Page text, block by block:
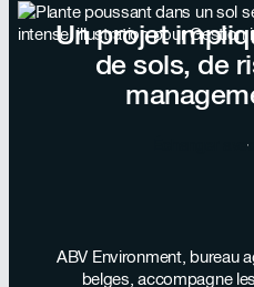
l'environnement.
Un projet
de sols, de
Échanger
ABV Environment, bureau
belges, accompagne